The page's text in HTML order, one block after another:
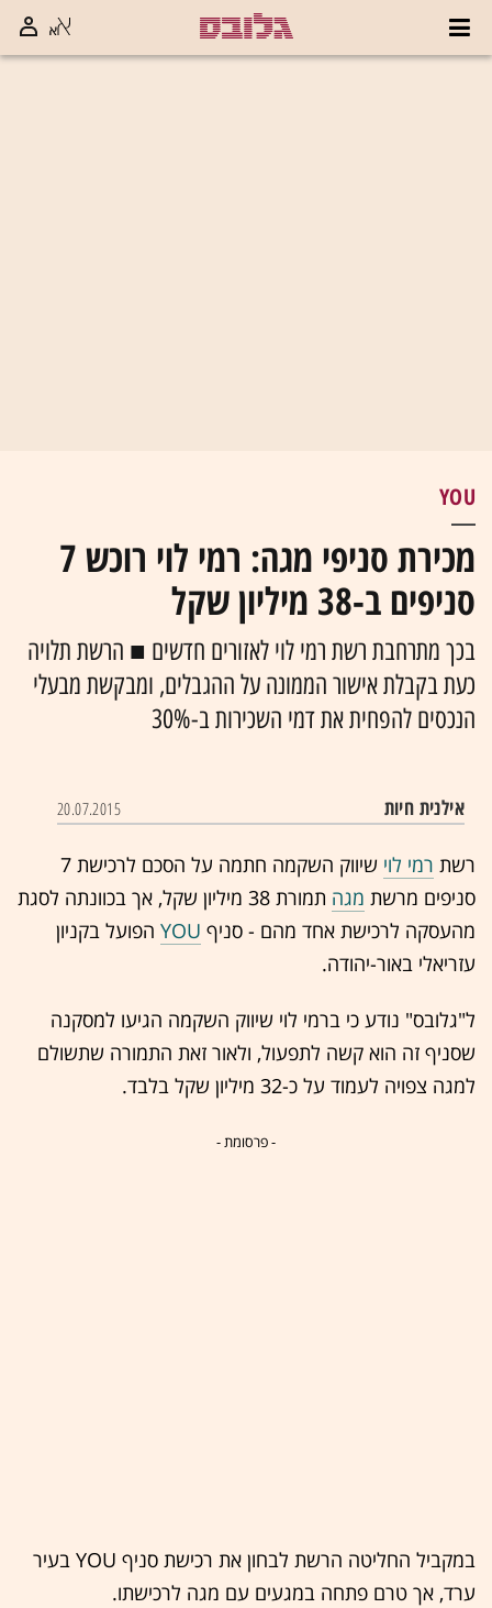
YOU
מכירת סניפי מגה: רמי לוי רוכש 7
סניפים ב-38 מיליון שקל
בכך מתרחבת רשת רמי לוי לאזורים חדשים ■ הרשת תלויה
כעת בקבלת אישור הממונה על ההגבלים, ומבקשת מבעלי
הנכסים להפחית את דמי השכירות ב-30%
אילנית חיות 20.07.2015
רשת רמי לוי
שיווק השקמה חתמה על הסכם לרכישת 7
סניפים מרשת מגה
תמורת 38 מיליון שקל, אך בכוונתה לסגת
מהעסקה לרכישת אחד מהם - סניף YOU הפועל בקניון
עזריאלי באור-יהודה.
ל"גלובס" נודע כי ברמי לוי שיווק השקמה הגיעו למסקנה
שסניף זה הוא קשה לתפעול, ולאור זאת התמורה שתשולם
למגה צפויה לעמוד על כ-32 מיליון שקל בלבד.
- פרסומת -
במקביל החליטה הרשת לבחון את רכישת סניף YOU בעיר
ערד, אך טרם פתחה במגעים עם מגה לרכישתו.